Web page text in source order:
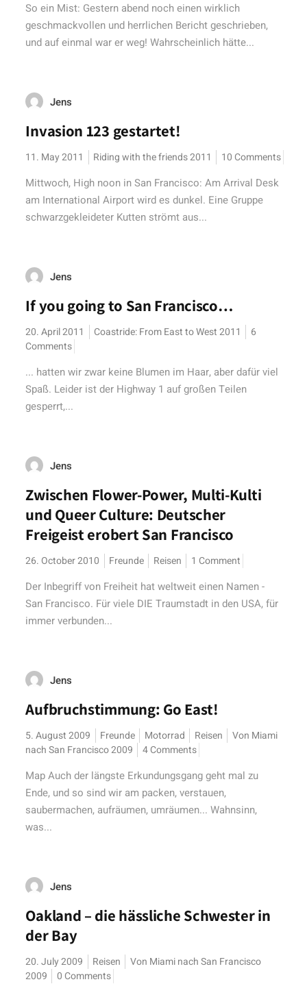
So ein Mist: Gestern abend noch einen wirklich
geschmackvollen und herrlichen Bericht geschrieben,
und auf einmal war er weg! Wahrscheinlich hätte...
Jens
Invasion 123 gestartet!
11. May 2011 Riding with the friends 2011 10 Comments
Mittwoch, High noon in San Francisco: Am Arrival Desk
am International Airport wird es dunkel. Eine Gruppe
schwarzgekleideter Kutten strömt aus...
Jens
If you going to San Francisco…
20. April 2011 Coastride: From East to West 2011
6
Comments
... hatten wir zwar keine Blumen im Haar, aber dafür viel
Spaß. Leider ist der Highway 1 auf großen Teilen
gesperrt,...
Jens
Zwischen Flower-Power, Multi-Kulti
und Queer Culture: Deutscher
Freigeist erobert San Francisco
26. October 2010 Freunde Reisen 1 Comment
Der Inbegriff von Freiheit hat weltweit einen Namen -
San Francisco. Für viele DIE Traumstadt in den USA, für
immer verbunden...
Jens
Aufbruchstimmung: Go East!
5. August 2009 Freunde Motorrad Reisen
Von Miami
nach San Francisco 2009
4 Comments
Map Auch der längste Erkundungsgang geht mal zu
Ende, und so sind wir am packen, verstauen,
saubermachen, aufräumen, umräumen... Wahnsinn,
was...
Jens
Oakland – die hässliche Schwester in
der Bay
20. July 2009 Reisen
Von Miami nach San Francisco
2009
0 Comments